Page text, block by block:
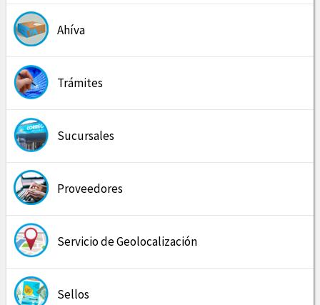
Ahíva
Trámites
Sucursales
Proveedores
Servicio de Geolocalización
Sellos